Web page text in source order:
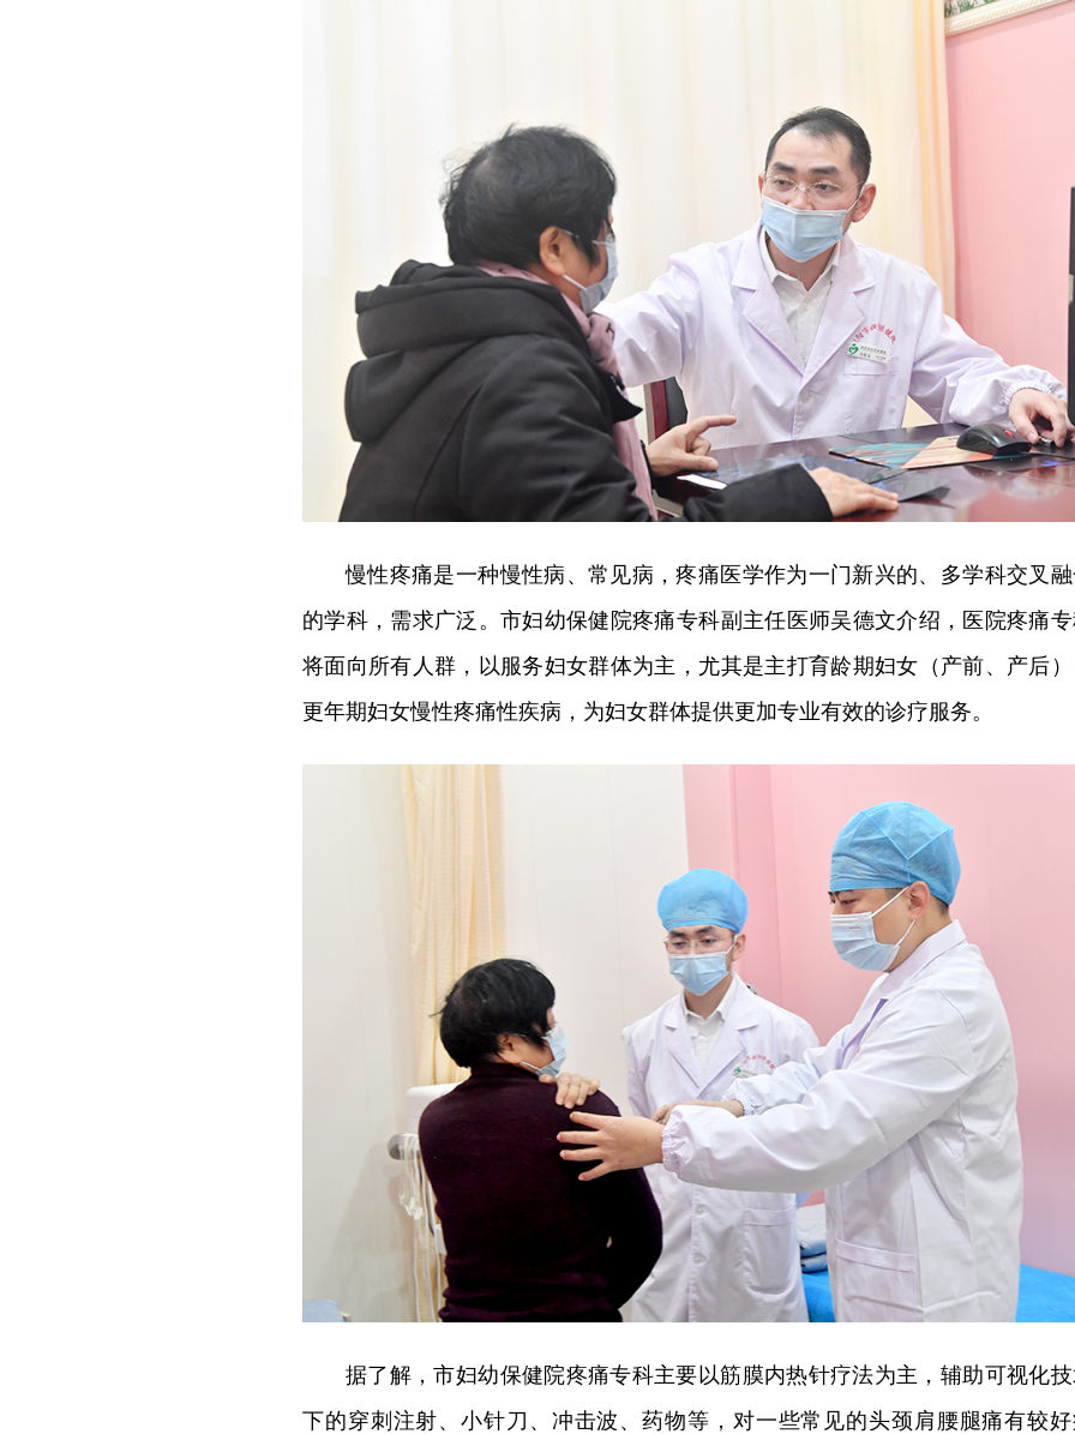
慢性疼痛是一种慢性病、常见病，疼痛医学作为一门新兴的、多学科交叉
的学科，需求广泛。市妇幼保健院疼痛专科副主任医师吴德文介绍，医院疼痛
将面向所有人群，以服务妇女群体为主，尤其是主打育龄期妇女（产前、产后
更年期妇女慢性疼痛性疾病，为妇女群体提供更加专业有效的诊疗服务。
据了解，市妇幼保健院疼痛专科主要以筋膜内热针疗法为主，辅助可视化
下的穿刺注射、小针刀、冲击波、药物等，对一些常见的头颈肩腰腿痛有较